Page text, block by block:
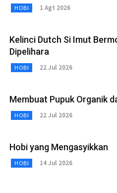
HOBI 1 Agt 2026
Kelinci Dutch Si Imut
Dipelihara
HOBI 22 Jul 2026
Membuat Pupuk Organik
HOBI 22 Jul 2026
Hobi yang Mengasyikkan
HOBI 14 Jul 2026